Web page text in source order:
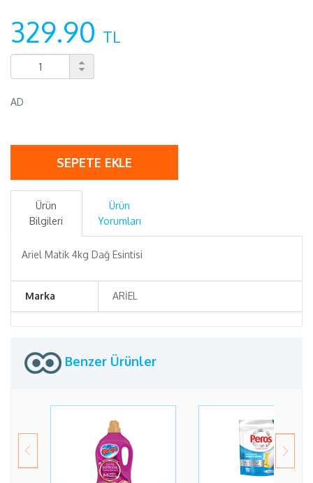
329.90 TL
AD
SEPETE EKLE
Ürün
Bilgileri
Ürün
Yorumları
Ariel Matik 4kg Dağ Esintisi
Marka ARİEL
Benzer Ürünler